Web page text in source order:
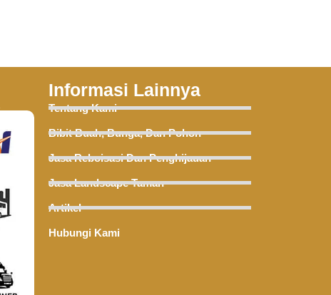
Informasi Lainnya
Tentang Kami
Bibit Buah, Bunga, Dan Pohon
Jasa Reboisasi Dan Penghijauan
Jasa Landscape Taman
Artikel
Hubungi Kami